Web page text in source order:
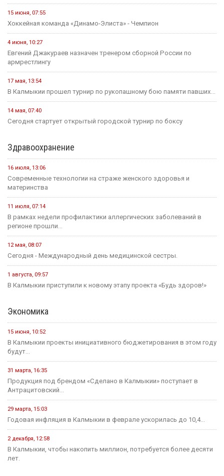
20 июля, 11:17
В преддверии Единого дня голосования Общественная палата
14 июля, 10:44
Выборная компания не за горами.
Образование
12 мая, 08:18
С сегодняшнего дня в России водятся новые правила
25 июля, 10:43
конкурсные...
21 июля, 16:04
представить Калмыкию...
11 июля, 14:51
инициатив...
Культура
26 июля, 12:31
В этом году героическому эпосу «Джангар» — 585 лет.
24 июля, 12:29
прошла...
20 июля, 09:39
Спорт
15 июня, 07:55
Хоккейная команда «Динамо-Элиста» - Чемпион